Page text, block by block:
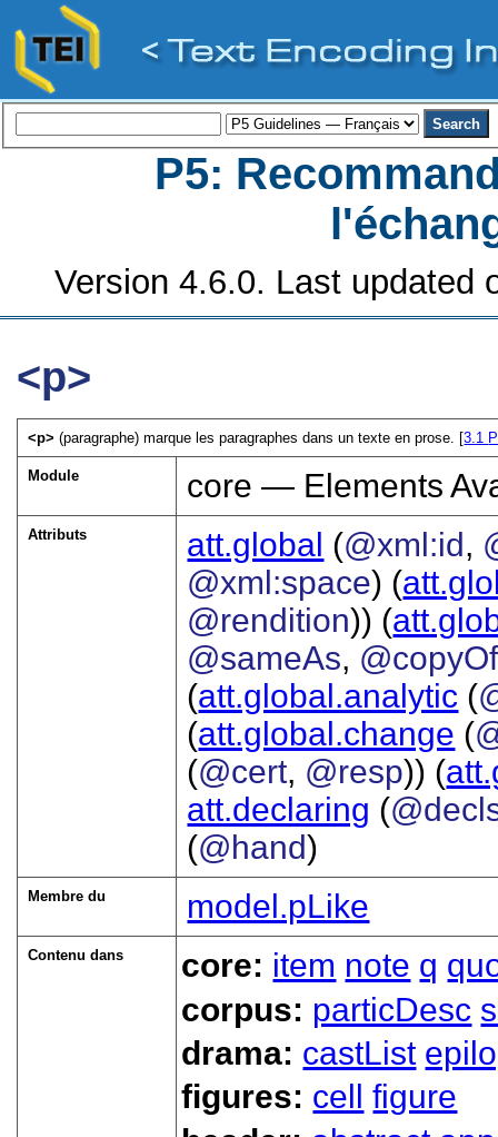
P5:
Version 4.6.0. Last updated
<p>
<p>(paragraphe) marque les paragraphes dans un texte en prose. [3.1
Module core — Elements
Attributs att.global (@xml:id,
@xml:space) (
@rendition)) (
@sameAs, @copyOf
(att.global.analytic (
(att.global.change (
(@cert, @resp)) (
att.declaring (
(@hand)
Membre du model.pLike
Contenu dans core: item note q
corpus: particDesc
drama: castList
figures: cell
figure